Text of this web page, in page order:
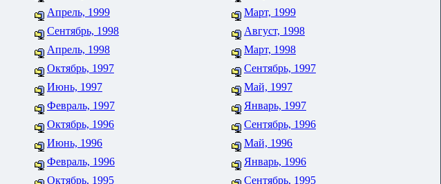
Апрель, 1999
Март, 1999
Сентябрь, 1998
Август, 1998
Апрель, 1998
Март, 1998
Октябрь, 1997
Сентябрь, 1997
Июнь, 1997
Май, 1997
Февраль, 1997
Январь, 1997
Октябрь, 1996
Сентябрь, 1996
Июнь, 1996
Май, 1996
Февраль, 1996
Январь, 1996
Октябрь, 1995 Сентябрь, 1995